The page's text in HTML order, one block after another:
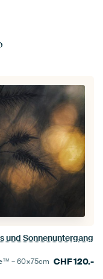
und Sonnenuntergang
–60×75cm CHF120.-